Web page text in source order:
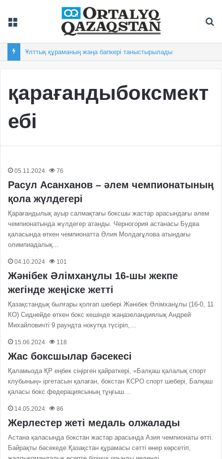
Ұлттық құраманың жаңа бапкері таныстырылады
қарағандыбоксмект
ебі
05.11.2024 76
Расул Асанханов – әлем чемпионатының
қола жүлдегері
Қарағандылық ауыр салмақтағы боксшы жастар арасындағы әлем
чемпионатында жүлдегер атанды. Черногория астанасы Будва
қаласында өткен чемпионатта Әлия Молдағұлова атындағы
олимпиадалық…
04.10.2024 101
Жәнібек Әлімханұлы 16-шы жекпе
жегінде жеңіске жетті
Қазақстандық былғары қолғап шебері Жәнібек Әлімханұлы (16-0, 11
КО) Сиднейде өткен бокс кешінде жаңазеландиялық Андрей
Михайловичті 9 раундта нокутқа түсіріп,…
15.06.2024 118
Жас боксшылар бәсекесі
Қаламызда ҚР еңбек сіңірген қайраткері, «Балқаш қалалық спорт
клубының» іргетасын қалаған, бокстан КСРО спорт шебері, Балқаш
қаласы бокс федерациясының тұңғыш…
14.05.2024 86
Жерлестер жеті медаль олжалады
Астана қаласында бокстан жастар арасында Азия чемпионаты өтті.
Байрақты бәсекеде Қазақстан құрамасы сәтті өнер көрсетіп,